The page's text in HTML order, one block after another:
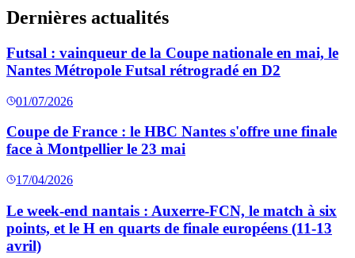
Dernières actualités
Futsal : vainqueur de la Coupe nationale en mai, le
Nantes Métropole Futsal rétrogradé en D2
01/07/2026
Coupe de France : le HBC Nantes s'offre une finale
face à Montpellier le 23 mai
17/04/2026
Le week-end nantais : Auxerre-FCN, le match à six
points, et le H en quarts de finale européens (11-13
avril)